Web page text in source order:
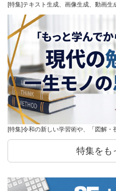
[特集]テキスト生成、画像生成、動画
[特集]令和の新しい学習術や、「図解
特集をも